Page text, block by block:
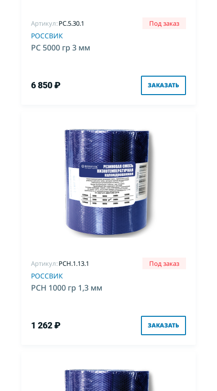
Артикул:PC.5.30.1 Под заказ
РОССВИК
РС 5000 гр 3 мм
6 850 ₽ ЗАКАЗАТЬ
Артикул:PCH.1.13.1 Под заказ
РОССВИК
РСН 1000 гр 1,3 мм
1 262 ₽ ЗАКАЗАТЬ